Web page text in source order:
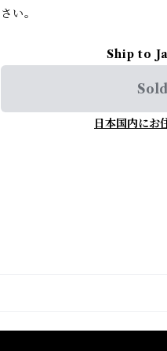
さい。
Ship to
日本国内にお